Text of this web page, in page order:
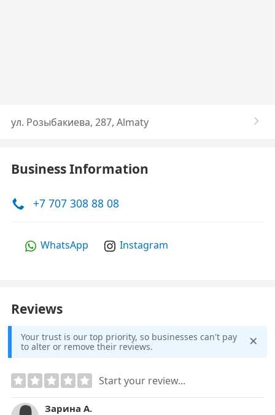
​ул. Розыбакиева, 287, Almaty
Business Information
+7 707 308 88 08
WhatsApp Instagram
Reviews
Your trust is our top priority, so businesses can't pay
to alter or remove their reviews.
×
Start your review...
Зарина А.